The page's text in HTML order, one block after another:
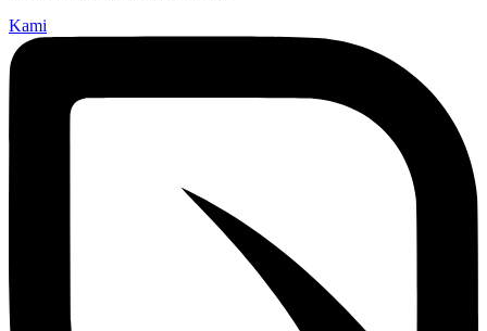
Kami